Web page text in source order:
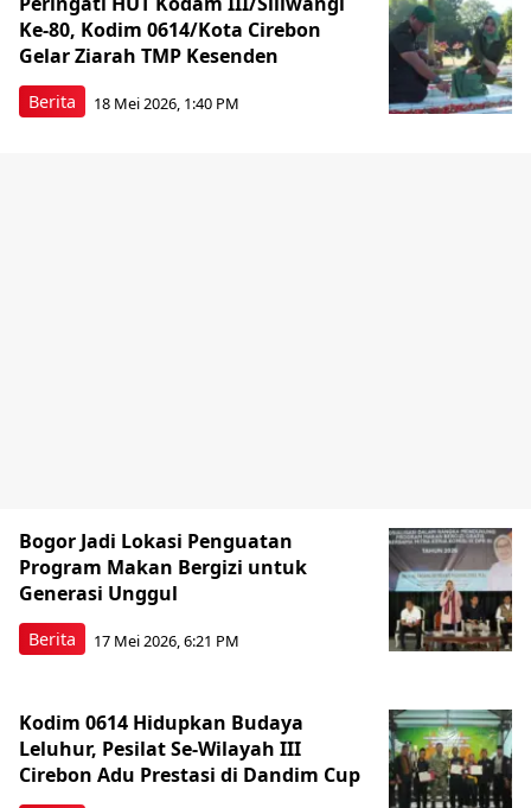
Berita
Ke-80, Kodim 0614/Kota Cirebon
Gelar Ziarah TMP Kesenden
18 Mei 2026, 1:40 PM
Berita
Bogor Jadi Lokasi Penguatan
Program Makan Bergizi untuk
Generasi Unggul
17 Mei 2026, 6:21 PM
Kodim 0614 Hidupkan Budaya
Leluhur, Pesilat Se-Wilayah III
Cirebon Adu Prestasi di Dandim Cup